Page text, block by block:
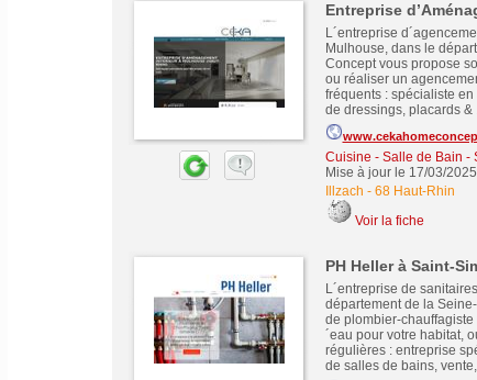
Entreprise
L´entreprise
Mulhouse, dans le
Concept vous propose
ou réaliser un
fréquents : spécialiste
de dressings, placards &
Cuisine - Salle de Bain -
Mise à jour le 17/03/2025
Illzach - 68 Haut-Rhin
Voir la fiche
PH Heller à Saint-
L´entreprise de
département de la
de plombier-
´eau pour votre habitat,
régulières : entreprise
de salles de bains,